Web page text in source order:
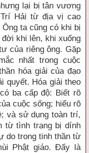
lại bị tân vương
Hải từ địa vị cao
ta cũng có khi bị
khi lên, khi xuống
của riêng ông. Gặp
nhất trong cuộc
hóa giải của đạo
quyết. Hóa giải theo
ba cấp độ: Biết rõ
cuộc sống; hiểu rõ
và sử dụng toàn trí,
từ tình trạng bị dính
do trong tinh thần từ
Phật giáo. Đấy là